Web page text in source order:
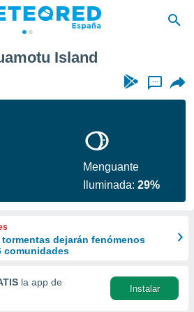
Island
...
Menguante
Iluminada:29%
tormentas dejarán fenómenos
comunidades
la app de
Instalar